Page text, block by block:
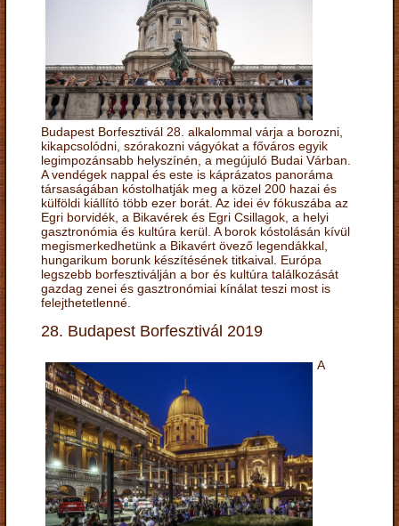
Budapest Borfesztivál 28. alkalommal várja a borozni,
kikapcsolódni, szórakozni vágyókat a főváros egyik
legimpozánsabb helyszínén, a megújuló Budai Várban.
A vendégek nappal és este is káprázatos panoráma
társaságában kóstolhatják meg a közel 200 hazai és
külföldi kiállító több ezer borát. Az idei év fókuszába az
Egri borvidék, a Bikavérek és Egri Csillagok, a helyi
gasztronómia és kultúra kerül. A borok kóstolásán kívül
megismerkedhetünk a Bikavért övező legendákkal,
hungarikum borunk készítésének titkaival. Európa
legszebb borfesztiválján a bor és kultúra találkozását
gazdag zenei és gasztronómiai kínálat teszi most is
felejthetetlenné.
28. Budapest Borfesztivál 2019
A